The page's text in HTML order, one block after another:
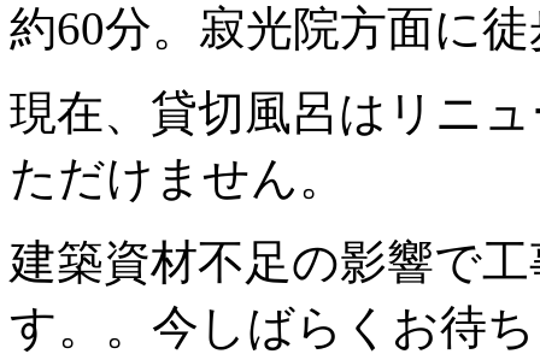
約60分。寂光院方面に
現在、貸切風呂はリニ
ただけません。
建築資材不足の影響で
す。。今しばらくお待